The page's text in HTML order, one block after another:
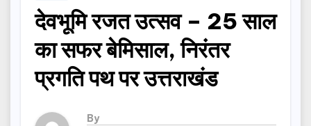
देवभूमि रजत उत्सव – 25 साल
का सफर बेमिसाल, निरंतर
प्रगति पथ पर उत्तराखंड
By